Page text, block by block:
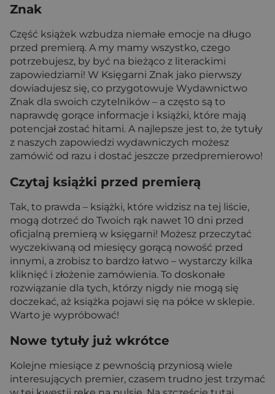
Znak
Część książek wzbudza niemałe emocje na długo
przed premierą. A my mamy wszystko, czego
potrzebujesz, by być na bieżąco z literackimi
zapowiedziami! W Księgarni Znak jako pierwszy
dowiadujesz się, co przygotowuje Wydawnictwo
Znak dla swoich czytelników – a często są to
naprawdę gorące informacje i książki, które mają
potencjał zostać hitami. A najlepsze jest to, że tytuły
z naszych zapowiedzi wydawniczych możesz
zamówić od razu i dostać jeszcze przedpremierowo!
Czytaj książki przed premierą
Tak, to prawda – książki, które widzisz na tej liście,
mogą dotrzeć do Twoich rąk nawet 10 dni przed
oficjalną premierą w księgarni! Możesz przeczytać
wyczekiwaną od miesięcy gorącą nowość przed
innymi, a zrobisz to bardzo łatwo – wystarczy kilka
kliknięć i złożenie zamówienia. To doskonałe
rozwiązanie dla tych, którzy nigdy nie mogą się
doczekać, aż książka pojawi się na półce w sklepie.
Warto je wypróbować!
Nowe tytuły już wkrótce
Kolejne miesiące z pewnością przyniosą wiele
interesujących premier, czasem trudno jest trzymać